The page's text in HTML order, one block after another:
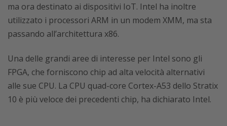
ma ora destinato ai dispositivi IoT. Intel ha inoltre
utilizzato i processori ARM in un modem XMM, ma sta
passando all’architettura x86.
Una delle grandi aree di interesse per Intel sono gli
FPGA, che forniscono chip ad alta velocità alternativi
alle sue CPU. La CPU quad-core Cortex-A53 dello Stratix
10 è più veloce dei precedenti chip, ha dichiarato Intel.